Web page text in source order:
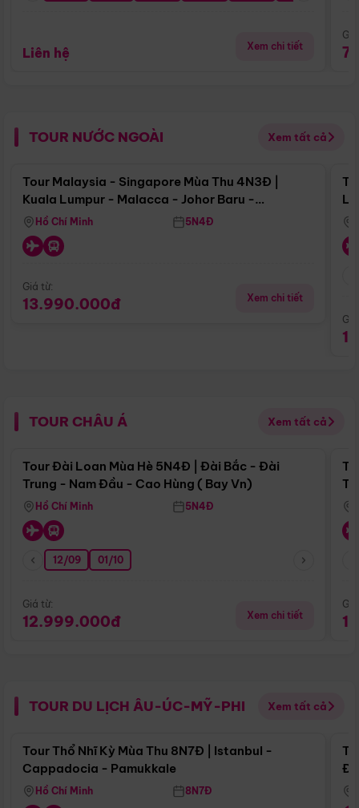
Liên hệ Xem chi tiết
TOUR NƯỚC NGOÀI Xem tất cả
Điểm nổi bật
Tour Malaysia - Singapore Mùa Thu 4N3Đ |
Kuala Lumpur - Malacca - Johor Baru -
Singapore
Hồ Chí Minh 5N4Đ
Giá từ:
13.990.000đ Xem chi tiết
TOUR CHÂU Á Xem tất cả
Điểm nổi bật
Tour Đài Loan Mùa Hè 5N4Đ | Đài Bắc - Đài
Trung - Nam Đầu - Cao Hùng ( Bay Vn)
Hồ Chí Minh 5N4Đ
12/09 01/10
Giá từ:
12.999.000đ Xem chi tiết
TOUR DU LỊCH ÂU-ÚC-MỸ-PHI Xem tất cả
Điểm nổi bật
Tour Thổ Nhĩ Kỳ Mùa Thu 8N7Đ | Istanbul -
Cappadocia - Pamukkale
Hồ Chí Minh 8N7Đ